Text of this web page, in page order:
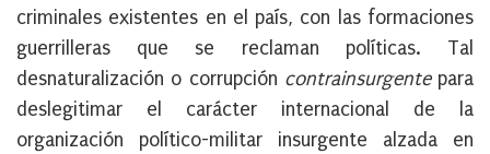
criminales existentes en el país, con las formaciones
guerrilleras que se reclaman políticas. Tal
desnaturalización o corrupción contrainsurgentepara
deslegitimar el carácter internacional de la
organización político-militar insurgente alzada en